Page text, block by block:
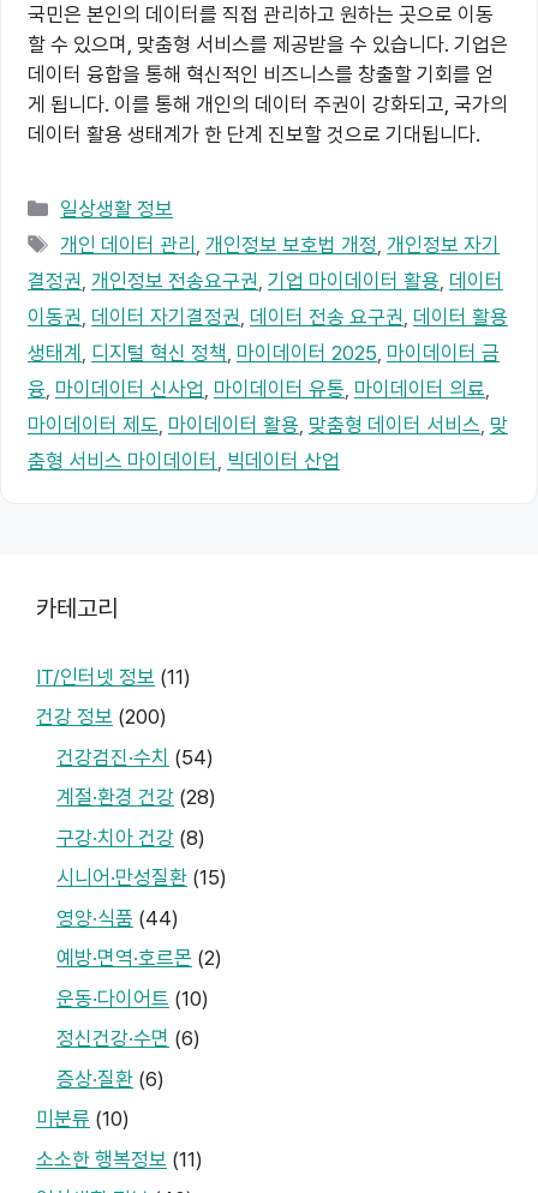
국민은 본인의 데이터를 직접 관리하고 원하는 곳으로 이동
할 수 있으며, 맞춤형 서비스를 제공받을 수 있습니다. 기업은
데이터 융합을 통해 혁신적인 비즈니스를 창출할 기회를 얻
게 됩니다. 이를 통해 개인의 데이터 주권이 강화되고, 국가의
데이터 활용 생태계가 한 단계 진보할 것으로 기대됩니다.
카
테
리
일상생활 정보
태
그
개인 데이터 관리 개인정보 보호법 개정 개인정보 자기
결정권 개인정보 전송요구권 기업 마이데이터 활용 데이터
이동권 데이터 자기결정권 데이터 전송 요구권 데이터 활용
생태계 디지털 혁신 정책 마이데이터 2025 마이데이터 금
융 마이데이터 신사업 마이데이터 유통 마이데이터 의료
마이데이터 제도 마이데이터 활용 맞춤형 데이터 서비스 맞
춤형 서비스 마이데이터 빅데이터 산업
카테고리
IT/인터넷 정보 (11)
건강 정보 (200)
건강검진·수치 (54)
계절·환경 건강 (28)
구강·치아 건강 (8)
시니어·만성질환 (15)
영양·식품 (44)
예방·면역·호르몬 (2)
운동·다이어트 (10)
정신건강·수면 (6)
증상·질환 (6)
미분류 (10)
소소한 행복정보 (11)